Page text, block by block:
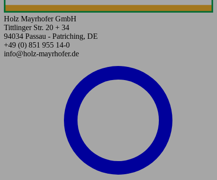
Holz Mayrhofer GmbH
Tittlinger Str. 20 + 34
94034 Passau - Patriching, DE
+49 (0) 851 955 14-0
info@holz-mayrhofer.de